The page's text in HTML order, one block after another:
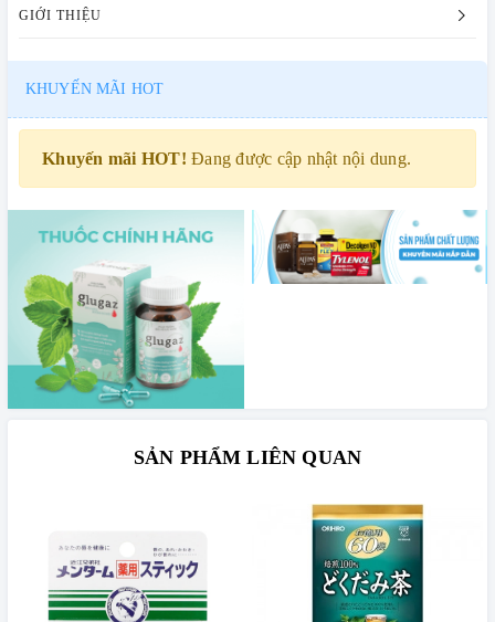
GIỚI THIỆU
KHUYẾN MÃI HOT
Khuyến mãi HOT! Đang được cập nhật nội dung.
SẢN PHẨM LIÊN QUAN